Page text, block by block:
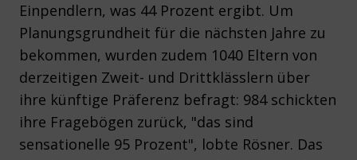
Einpendlern, was 44 Prozent ergibt. Um
Planungsgrundheit für die nächsten Jahre zu
bekommen, wurden zudem 1040 Eltern von
derzeitigen Zweit- und Drittklässlern über
ihre künftige Präferenz befragt: 984 schickten
ihre Fragebögen zurück, "das sind
sensationelle 95 Prozent", lobte Rösner. Das